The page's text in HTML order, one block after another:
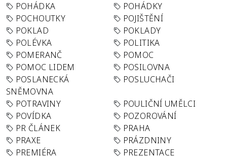
POHÁDKA
POHÁDKY
POCHOUTKY
POJIŠTĚNÍ
POKLAD
POKLADY
POLÉVKA
POLITIKA
POMERANČ
POMOC
POMOC LIDEM
POSILOVNA
POSLANECKÁ
SNĚMOVNA
POSLUCHAČI
POTRAVINY
POULIČNÍ UMĚLCI
POVÍDKA
POZOROVÁNÍ
PR ČLÁNEK
PRAHA
PRAXE
PRÁZDNINY
PREMIÉRA
PREZENTACE